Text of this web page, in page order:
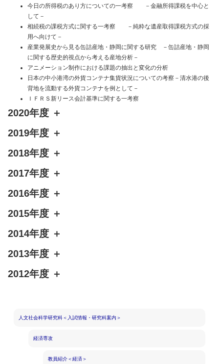
今日の所得税のあり方についての一考察 －金融所得課税を中心と
して－
相続税の課税方式に関する一考察 －純粋な遺産取得課税方式の採
用へ向けて－
産業発展史から見る缶詰産地・静岡に関する研究 －缶詰産地・静岡
に関する歴史的視点から考える産地分析－
アニメーション制作における課題の抽出と変化の分析
日本の中小港湾の外貨コンテナ集貨状況についての考察－清水港の後
背地を流動する外貨コンテナを例として－
ＩＦＲＳ新リース会計基準に関する一考察
2020年度 ＋
2019年度 ＋
2018年度 ＋
2017年度 ＋
2016年度 ＋
2015年度 ＋
2014年度 ＋
2013年度 ＋
2012年度 ＋
人文社会科学研究科＜入試情報・研究科案内＞
経済専攻
教員紹介＜経済＞